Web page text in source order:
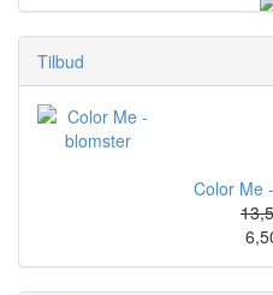
Tilbud
Color Me